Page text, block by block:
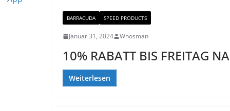
BARRACUDA SPEED PRODUCTS
Januar 31, 2024 Whosman
10% RABATT BIS FREITAG
Weiterlesen